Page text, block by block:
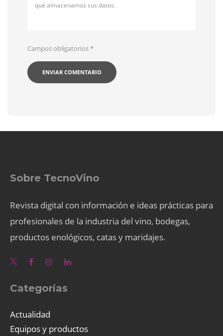
qué almacenamos sus datos.
Campos obligatorios*
Sobre TecnoVino
Revista digital con información e ideas prácticas para
profesionales de la industria del vino, bodegas,
productos enológicos, catas y maridajes.
Categorías
Actualidad
Equipos y productos